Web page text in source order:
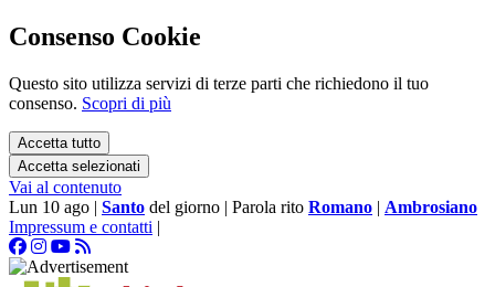
Consenso Cookie
Questo sito utilizza servizi di terze parti che richiedono il tuo
consenso. Scopri di più
Accetta tutto
Accetta selezionati
Vai al contenuto
Lun 10 ago | Santo del giorno | Parola rito Romano | Ambrosiano
Impressum e contatti |